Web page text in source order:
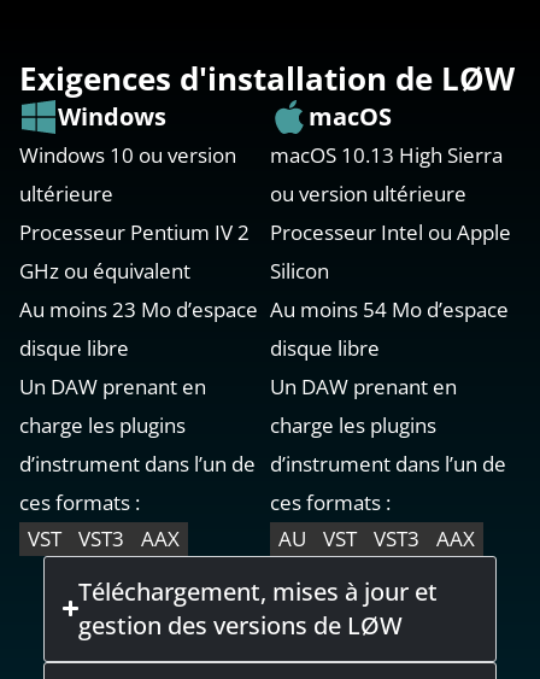
Exigences d'installation de LØW
Windows
Windows 10 ou version
ultérieure
Processeur Pentium IV 2
GHz ou équivalent
Au moins 23 Mo d’espace
disque libre
Un DAW prenant en
charge les plugins
d’instrument dans l’un de
ces formats :
VST
VST3 AAX
macOS
macOS 10.13 High Sierra
ou version ultérieure
Processeur Intel ou Apple
Silicon
Au moins 54 Mo d’espace
disque libre
Un DAW prenant en
charge les plugins
d’instrument dans l’un de
ces formats :
AU
VST VST3 AAX
Téléchargement, mises à jour et
gestion des versions de LØW